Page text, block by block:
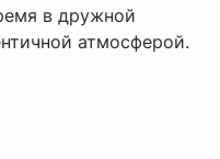
в дружной
атмосферой.